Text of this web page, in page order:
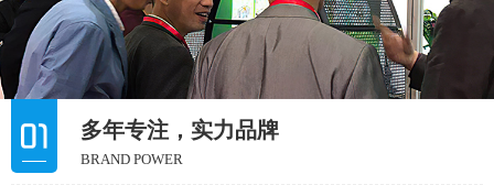
多年专注，实力品牌
BRAND POWER